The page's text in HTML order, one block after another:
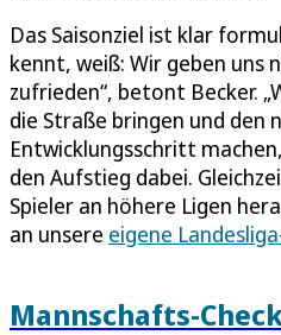
Das Saisonziel ist klar
kennt, weiß: Wir geben uns
zufrieden“, betont Becker.
die Straße bringen und den
Entwicklungsschritt
den Aufstieg dabei.
Spieler an höhere Ligen
an unsere eigene
Mannschafts-